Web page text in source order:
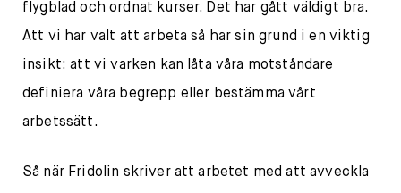
flygblad och ordnat kurser. Det har gått väldigt bra.
Att vi har valt att arbeta så har sin grund i en viktig
insikt: att vi varken kan låta våra motståndare
definiera våra begrepp eller bestämma vårt
arbetssätt.
Så när Fridolin skriver att arbetet med att avveckla